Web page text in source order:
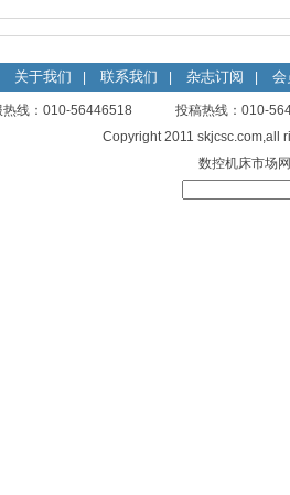
关于我们 联系我们 杂志订阅 会
热线：010-56446518 投稿热线：
Copyright 2011
数控机床市场网